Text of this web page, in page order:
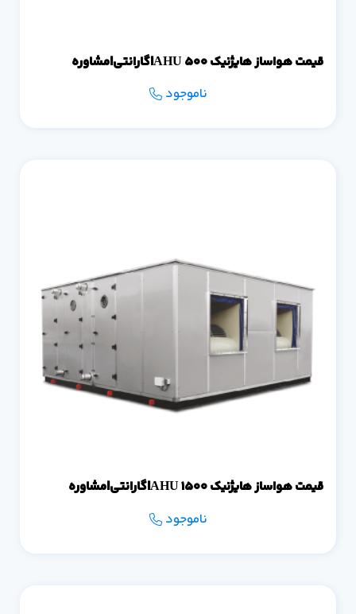
قیمت هواساز هایژنیک 500 AHU|گارانتی|مشاوره
ناموجود
قیمت هواساز هایژنیک 1500 AHU|گارانتی|مشاوره
ناموجود